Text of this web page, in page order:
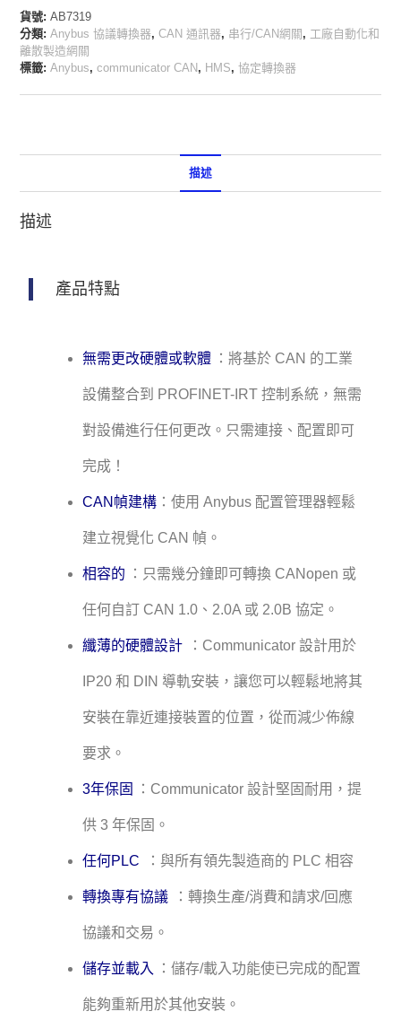
貨號:AB7319
分類:Anybus 協議轉換器,CAN 通訊器, 串行/CAN網關 , 工廠自動化和
離散製造網關
標籤:Anybus,communicator CAN , HMS,協定轉換器
描述
描述
產品特點
無需更改硬體或軟體 ：將基於 CAN 的工業
設備整合到 PROFINET-IRT 控制系統，無需
對設備進行任何更改。只需連接、配置即可
完成！
CAN幀建構 ：使用 Anybus 配置管理器輕鬆
建立視覺化 CAN 幀。
相容的 ：只需幾分鐘即可轉換 CANopen 或
任何自訂 CAN 1.0、2.0A 或 2.0B 協定。
纖薄的硬體設計 ：Communicator 設計用於
IP20 和 DIN 導軌安裝，讓您可以輕鬆地將其
安裝在靠近連接裝置的位置，從而減少佈線
要求。
3年保固 ：Communicator 設計堅固耐用，提
供 3 年保固。
任何PLC ：與所有領先製造商的 PLC 相容
轉換專有協議 ：轉換生產/消費和請求/回應
協議和交易。
儲存並載入 ：儲存/載入功能使已完成的配置
能夠重新用於其他安裝。